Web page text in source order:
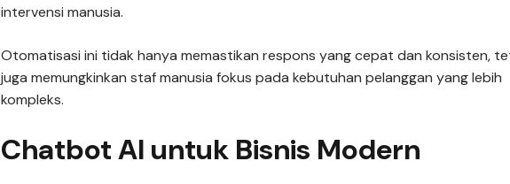
intervensi manusia.
Otomatisasi ini tidak hanya memastikan respons yang cepat dan konsisten,
juga memungkinkan staf manusia fokus pada kebutuhan pelanggan yang lebih
kompleks.
Chatbot AI untuk Bisnis Modern